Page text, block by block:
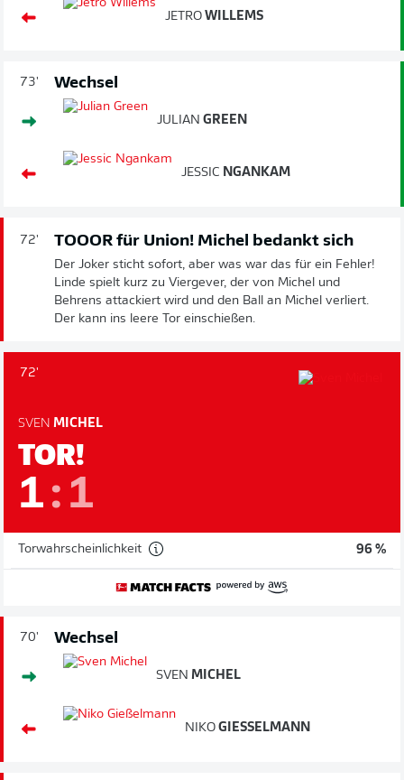
JETRO WILLEMS
73' Wechsel
JULIAN GREEN
JESSIC NGANKAM
72' TOOOR für Union! Michel bedankt sich
Der Joker sticht sofort, aber was war das für ein Fehler!
Linde spielt kurz zu Viergever, der von Michel und
Behrens attackiert wird und den Ball an Michel verliert.
Der kann ins leere Tor einschießen.
72'
SVEN MICHEL
TOR!
1: 1
Torwahrscheinlichkeit 96 %
70' Wechsel
SVEN MICHEL
NIKO GIESSELMANN